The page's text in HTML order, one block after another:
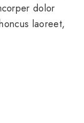
dolor
laoreet,